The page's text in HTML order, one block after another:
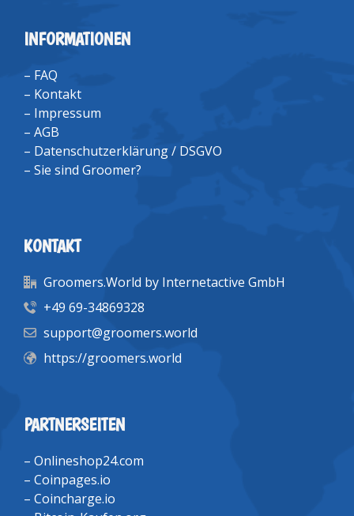
INFORMATIONEN
– FAQ
– Kontakt
– Impressum
– AGB
– Datenschutzerklärung / DSGVO
– Sie sind Groomer?
KONTAKT
Groomers.World by Internetactive GmbH
+49 69-34869328
support@groomers.world
https://groomers.world
PARTNERSEITEN
– Onlineshop24.com
– Coinpages.io
– Coincharge.io